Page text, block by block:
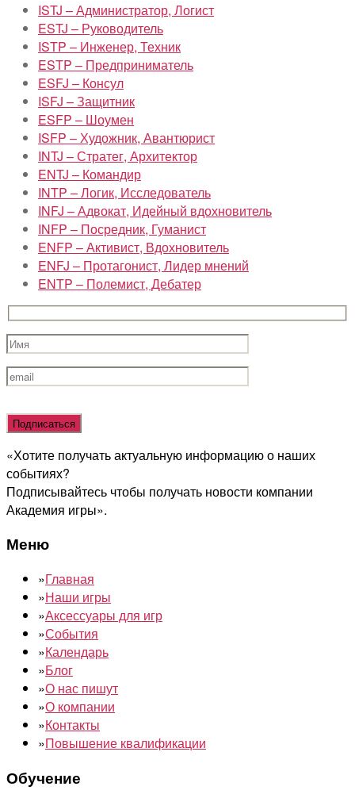
ISTJ – Администратор, Логист
ESTJ – Руководитель
ISTP – Инженер, Техник
ESTP – Предприниматель
ESFJ – Консул
ISFJ – Защитник
ESFP – Шоумен
ISFP – Художник, Авантюрист
INTJ – Стратег, Архитектор
ENTJ – Командир
INTP – Логик, Исследователь
INFJ – Адвокат, Идейный вдохновитель
INFP – Посредник, Гуманист
ENFP – Активист, Вдохновитель
ENFJ – Протагонист, Лидер мнений
ENTP – Полемист, Дебатер
Оставьте
это
пустым.
«Хотите получать актуальную информацию о наших
событиях?
Подписывайтесь чтобы получать новости компании
Академия игры».
Меню
»Главная
»Наши игры
»Аксессуары для игр
»События
»Календарь
»Блог
»О нас пишут
»О компании
»Контакты
»Повышение квалификации
Обучение